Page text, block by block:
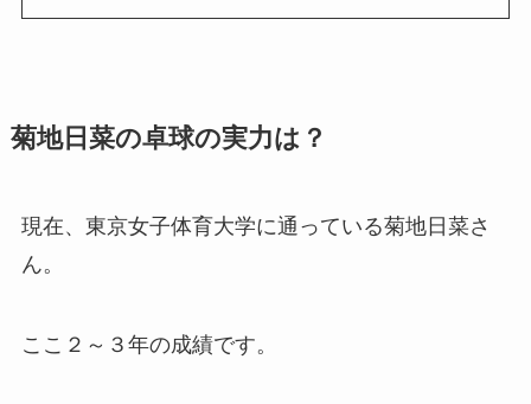
菊地日菜の卓球の実力は？
現在、東京女子体育大学に通っている菊地日菜さ
ん。
ここ２～３年の成績です。